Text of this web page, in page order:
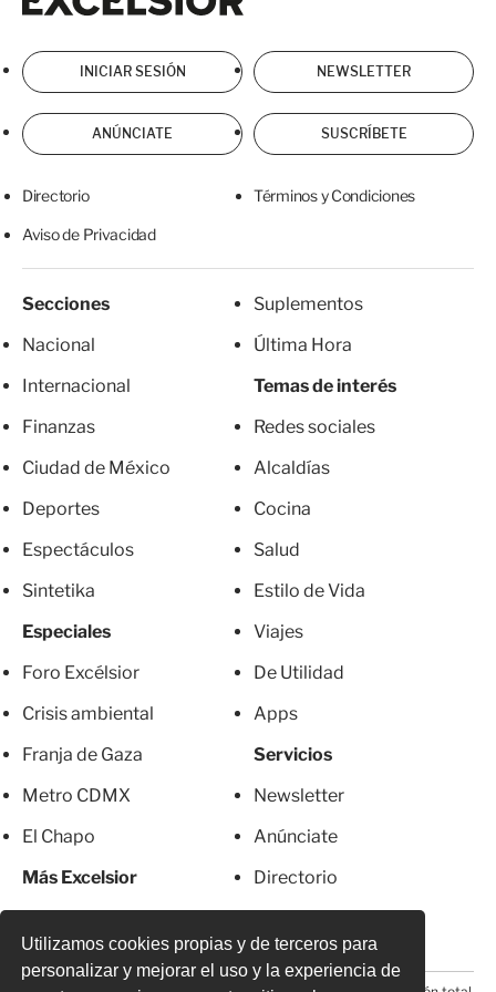
Utilizamos cookies propias y de terceros para
personalizar y mejorar el uso y la experiencia de
INICIAR SESIÓN NEWSLETTER
ANÚNCIATE SUSCRÍBETE
Directorio Términos y Condiciones
Aviso de Privacidad
Secciones
Nacional
Internacional
Finanzas
Ciudad de México
Deportes
Espectáculos
Sintetika
Especiales
Foro Excélsior
Crisis ambiental
Franja de Gaza
Metro CDMX
El Chapo
Más Excelsior
Suplementos
Última Hora
Temas de interés
Redes sociales
Alcaldías
Cocina
Salud
Estilo de Vida
Viajes
De Utilidad
Apps
Servicios
Newsletter
Anúnciate
Directorio